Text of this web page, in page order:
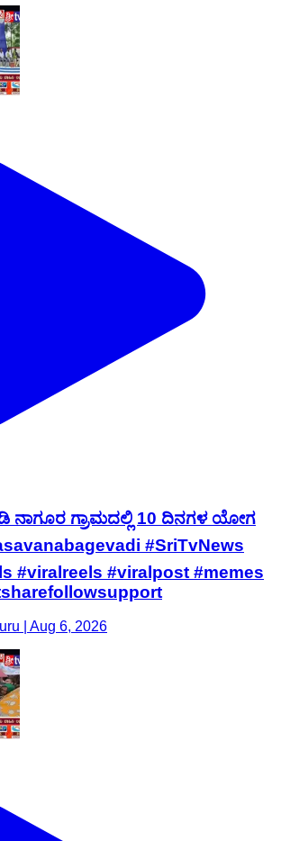
ನಾಗೂರ ಗ್ರಾಮದಲ್ಲಿ 10 ದಿನಗಳ ಯೋಗ
#SriTvNews
#viralreels #viralpost #memes
| Aug 6, 2026